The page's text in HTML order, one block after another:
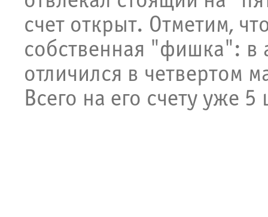
счет открыт. Отметим,
собственная "фишка": в
отличился в четвертом
Всего на его счету уже